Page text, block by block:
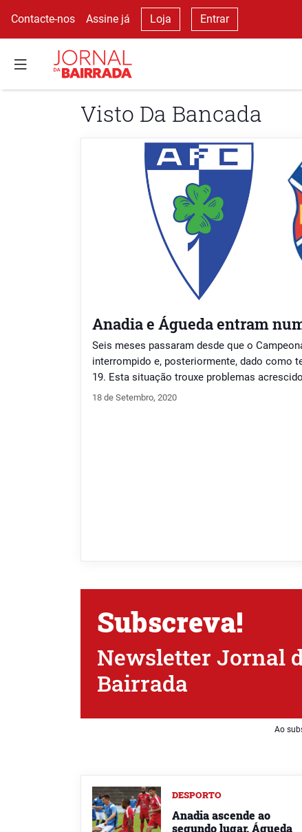
Contacte-nos Assine já Loja Entrar
Visto Da Bancada
Anadia e Águeda entram
Seis meses passaram desde que o
interrompido e, posteriormente, dado como
19. Esta situação trouxe problemas
financeiramente. E para a nova época, na
18 de Setembro, 2020
Subscreva!
Newsletter Jornal
Bairrada
Ao
DESPORTO
Anadia ascende ao
segundo lugar. Águeda